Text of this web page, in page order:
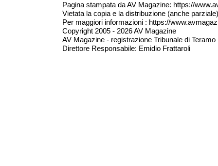
Pagina stampata da AV Magazine: https://
Vietata la copia e la distribuzione (anche
Per maggiori informazioni : https://
Copyright 2005 - 2026 AV Magazine
AV Magazine - registrazione Tribunale di
Direttore Responsabile: Emidio Frattaroli